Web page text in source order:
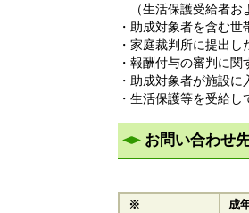
（生活保護受給者お
・助成対象者を含む
・家庭裁判所に提出
・報酬付与の審判に
・助成対象者が施設
・生活保護等を受給
お問い合わせ
※ 成